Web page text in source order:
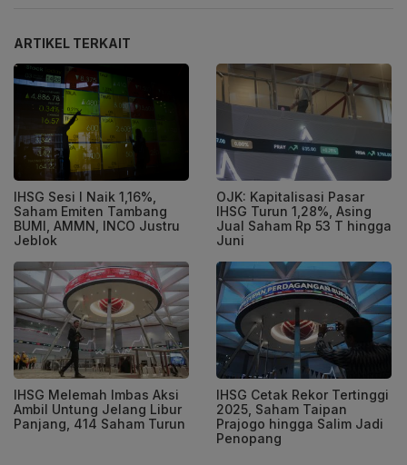
ARTIKEL TERKAIT
IHSG Sesi I Naik 1,16%,
Saham Emiten Tambang
BUMI, AMMN, INCO Justru
Jeblok
OJK: Kapitalisasi Pasar
IHSG Turun 1,28%, Asing
Jual Saham Rp 53 T hingga
Juni
IHSG Melemah Imbas Aksi
Ambil Untung Jelang Libur
Panjang, 414 Saham Turun
IHSG Cetak Rekor Tertinggi
2025, Saham Taipan
Prajogo hingga Salim Jadi
Penopang